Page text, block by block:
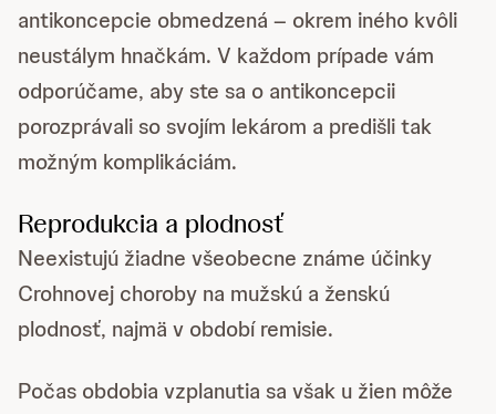
antikoncepcie obmedzená – okrem iného kvôli
neustálym hnačkám. V každom prípade vám
odporúčame, aby ste sa o antikoncepcii
porozprávali so svojím lekárom a predišli tak
možným komplikáciám.
Reprodukcia a plodnosť
Neexistujú žiadne všeobecne známe účinky
Crohnovej choroby na mužskú a ženskú
plodnosť, najmä v období remisie.
Počas obdobia vzplanutia sa však u žien môže